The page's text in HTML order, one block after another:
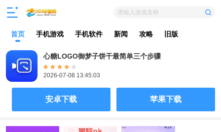
请输入游戏名称
首页 手机游戏 手机软件 新闻 攻略 旧版
心糖LOGO御梦子饼干最简单三个步骤
2026-07-08 13:45:03
安卓下载 苹果下载